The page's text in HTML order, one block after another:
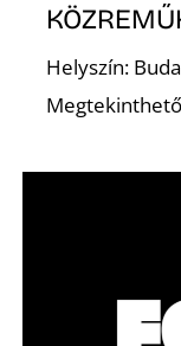
Helyszín: